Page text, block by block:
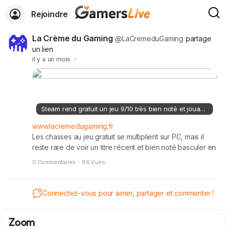
Rejoindre
La Crème du Gaming @LaCremeduGaming partage
un lien
il y a un mois ·
Steam rend gratuit un jeu 9/10 très bien noté et jouable dès maintenant
www.lacremedugaming.fr
Les chasses au jeu gratuit se multiplient sur PC, mais il
reste rare de voir un titre récent et bien noté basculer en
click narratif de 2025 évalué autour de 9/10. Le studio
Jepfore Games Ltd. a décidé début juillet 2026 de
rendre son jeu Ellingby House totalement gratuit sur la
microtransactions cachées. Cette aventure en vue
0 Commentaires · 86 Vues
Connectez-vous pour aimer, partager et commenter !
Zoom